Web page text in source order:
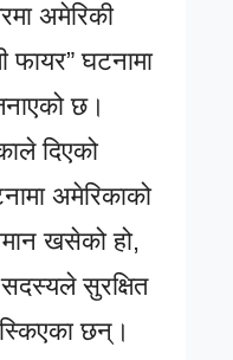
अमेरिकी
घटनामा
छ।
दिएको
अमेरिकाको
खसेको हो,
सुरक्षित
छन्।